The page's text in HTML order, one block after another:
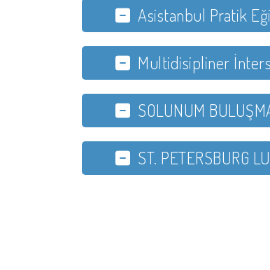
Asistanbul Pratik
Multidisipliner
SOLUNUM
ST. PETERSBURG